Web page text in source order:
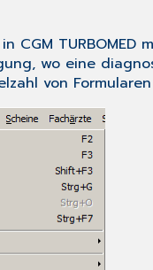
CGM TURBOMED
wo eine
von